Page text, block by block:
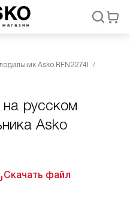
Asko RFN2274I
русском
Asko
Скачать файл